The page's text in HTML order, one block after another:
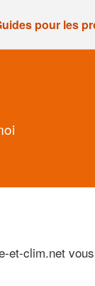
pour les
et-clim.net